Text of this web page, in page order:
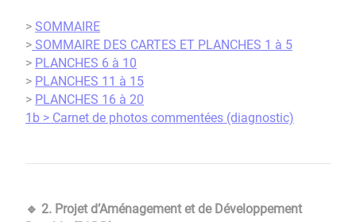
> SOMMAIRE
> SOMMAIRE DES CARTES ET PLANCHES 1 à 5
> PLANCHES 6 à 10
> PLANCHES 11 à 15
> PLANCHES 16 à 20
1b > Carnet de photos commentées (diagnostic)
🔹 2. Projet d’Aménagement et de Développement